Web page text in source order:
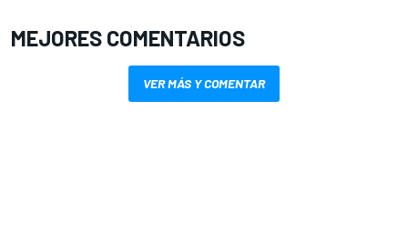
MEJORES COMENTARIOS
VER MÁS Y COMENTAR